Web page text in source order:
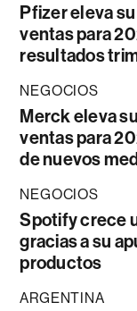
Pfizer eleva
ventas para
resultados
NEGOCIOS
Merck eleva
ventas para
de nuevos
NEGOCIOS
Spotify crece
gracias a su
productos
ARGENTINA